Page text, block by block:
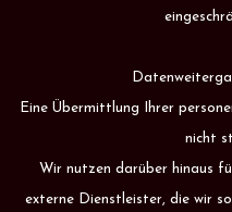
Eine Übermittlung Ihrer
nicht
Wir nutzen darüber hinaus
externe Dienstleister, die wir